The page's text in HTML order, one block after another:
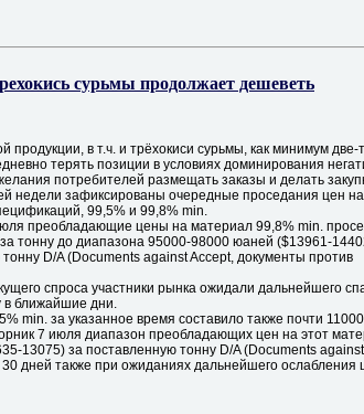
сурьмы продолжает дешеветь
в т.ч. и трёхокиси сурьмы, как минимум две-
терять позиции в условиях доминирования
потребителей размещать заказы и делать
недели зафиксированы очередные проседания цен на
99,5% и 99,8% min.
преобладающие цены на материал 99,8% min.
тонну до диапазона 95000-98000 юаней ($13961-
D/A (Documents against Accept, документы против
спроса участники рынка ожидали дальнейшего
в ближайшие дни.
min. за указанное время составило также почти 11000
7 июля диапазон преобладающих цен на этот
13075) за поставленную тонну D/A (Documents against
дней также при ожиданиях дальнейшего ослабления